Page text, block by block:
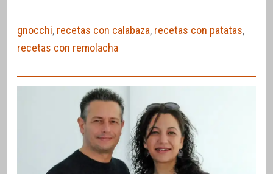
gnocchi, recetas con calabaza, recetas con patatas,
recetas con remolacha